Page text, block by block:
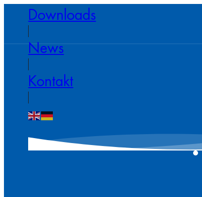
Downloads
News
Kontakt